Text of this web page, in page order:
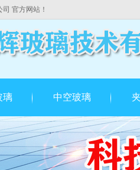
官方网站！
璃 中空玻璃